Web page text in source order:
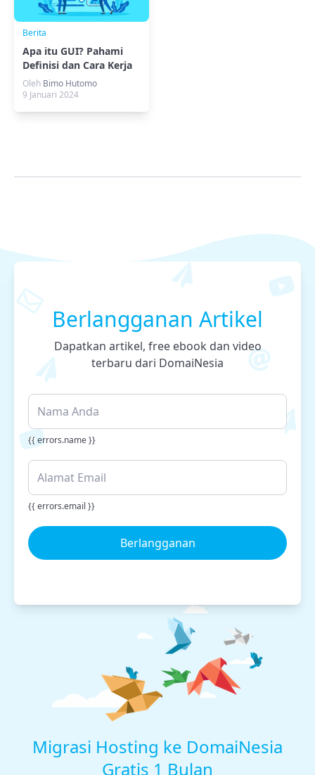
Berita
Apa itu GUI? Pahami
Definisi dan Cara Kerja
GUI
Oleh Bimo Hutomo
9 Januari 2024
Berlangganan Artikel
Dapatkan artikel, free ebook dan video
terbaru dari DomaiNesia
{{ errors.name }}
{{ errors.email }}
Berlangganan
Migrasi Hosting ke DomaiNesia
Gratis 1 Bulan